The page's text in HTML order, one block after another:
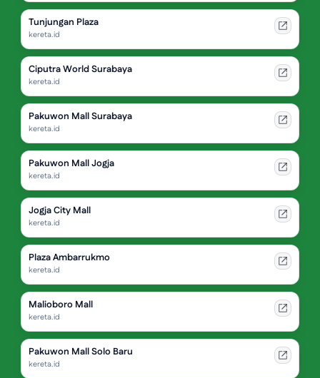
Tunjungan Plaza
kereta.id
Ciputra World Surabaya
kereta.id
Pakuwon Mall Surabaya
kereta.id
Pakuwon Mall Jogja
kereta.id
Jogja City Mall
kereta.id
Plaza Ambarrukmo
kereta.id
Malioboro Mall
kereta.id
Pakuwon Mall Solo Baru
kereta.id